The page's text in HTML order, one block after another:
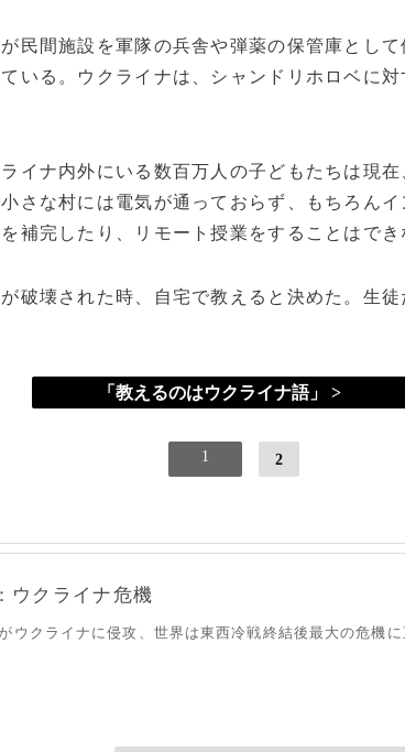
民間施設を軍隊の兵舎や弾薬の保管庫とし
いる。ウクライナは、シャンドリホロベに
イナ内外にいる数百万人の子どもたちは現
さな村には電気が通っておらず、もちろん
補完したり、リモート授業をすることはでき
破壊された時、自宅で教えると決めた。生徒
「教えるのはウクライナ語」 >
1 2
ウクライナ危機
ウクライナに侵攻、世界は東西冷戦終結後最大の危機に